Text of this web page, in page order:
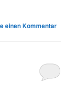
einen Kommentar